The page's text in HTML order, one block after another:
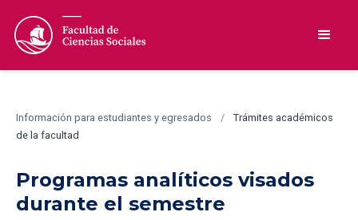
Información para estudiantes y egresados /
Trámites académicos
de la facultad
Programas analíticos visados
durante el semestre